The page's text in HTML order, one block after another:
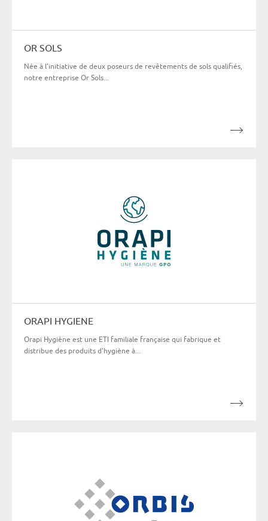
OR SOLS
Née à l’initiative de deux poseurs de revêtements de sols qualifiés,
notre entreprise Or Sols...
ORAPI HYGIENE
Orapi Hygiène est une ETI familiale française qui fabrique et
distribue des produits d'hygiène à...